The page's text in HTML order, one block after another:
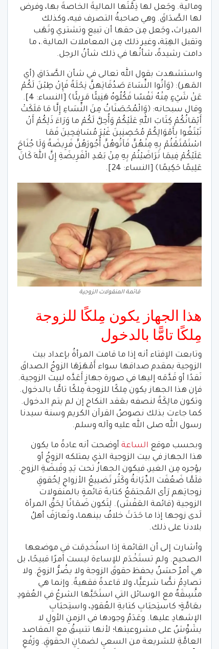
ومالية. وجَعل لها ذِمَّتَها الماليةَ الخاصةَ بها، وفرض
لها الصَّدَاقَ. وهي صاحبةُ التصرف فيه، وكذلك
الميراث، وجَعل مِن حقها أن تبيع وتشتري وتَهَب
وتقبل الهِبَة، وغير ذلك مِن المعاملات المالية.، ما
دامت رشيدةً، شأنُها في ذلك شأنُ الرجل.
واستشهدت بقول الله تعالى في شأن الصَّدَاق (أي
المَهر): ﴿وَآتُوا النِّسَاءَ صَدُقَاتِهنَّ نِحْلَةً فَإِنْ طِبْنَ لَكُمْ
عَنْ شَيْءٍ مِنْهُ نَفْسًا فَكُلُوهُ هَنِيئًا مَرِيئًا﴾ [النساء: 4].
وقال سبحانه: ﴿وَالْمُحْصَنَاتُ مِنَ النِّسَاءِ إِلَّا مَا مَلَكَتْ
أَيْمَانُكُمْ كِتَابَ اللهِ عَلَيْكُمْ وَأُحِلَّ لَكُمْ ما وَرَاءَ ذَلِكُمْ أَنْ
تَبْتَغُوا بِأَمْوَالِكُمْ مُحْصِنِينَ غَيْرَ مُسَافِحِينَ فَمَا
اسْتَمْتَعْتُمْ بِهِ مِنْهُنَّ فَآتُوهُنَّ أُجُورَهُنَّ فَرِيضَةً وَلَا جُنَاحَ
عَلَيْكُمْ فِيمَا تَرَاضَيْتُمْ بِهِ مِنْ بَعْدِ الْفَرِيضَةِ إِنَّ اللهَ كَانَ
عَلِيمًا حَكِيمًا﴾ [النساء: 24].
قائمة المنقولات الزوجية
هذا الجهاز يكون مِلكًا للزوجة
مِلكًا تامًّا بالدخول
وتابعت الإفتاء أنه إذا ما قامت المرأةُ بإعداد بيت
الزوجية بمقدم صداقها سواء أَمْهَرَهَا الزوجُ الصداقَ
نَقدًا أو قَدَّمَه إليها في صورة جهازٍ أَعَدَّه لبيت الزوجية.
فإن هذا الجهاز يكون مِلكًا للزوجة مِلكًا تامًّا بالدخول.
وتكون مالِكَةً لنصفه بعَقد النكاح إن لم يتم الدخول.
كما جاءت بذلك نصوصُ القرآن الكريم وسنة سيدنا
رسول الله صلى الله عليه وآله وسلم.
وبحسب موقع الساعة أوضحت أنه عادةً ما يكون
هذا الجهاز في بيت الزوجية الذي يمتلكه الزوجُ أو
يؤجره مِن الغير، فيكون الجهازُ تحت يَدِ وقَبضَةِ الزوج.
فلَمَّا ضَعُفَت الدِّيَانةُ وكَثُر تَضييعُ الأزواجِ لِحُقوقِ
زوجاتِهم رَأى المُجتمَعُ كتابةَ قائمةٍ بالمنقولات
الزوجية (قائمة العَفْش). لِتَكون ضَمَانًا لِحَقِّ المرأة
لَدى زوجها إذا ما حَدَثَ خلافٌ بينهما، وتَعارَفَ أهلُ
بلادنا على ذلك.
وأشارت إلى أن القائمة إذا استُخدِمَت في موضعها
الصحيح. ولم تستَخْدَم للإساءة ليست أمرًا قبيحًا، بل
هي أمرٌ حسَنٌ يحفظ حقوقَ الزوجة ولا يضُرُّ الزوجَ. ولا
تصادِمُ نصًّا شرعيًّا، ولا قاعدةً فقهيةً. وإنما هي
متَّسِقَةٌ مع الوسائل التي استَحَبَّها الشرعُ في العُقودِ
بعَامَّةٍ؛ كاستِحبَابِ كتابةِ العُقودِ، واستِحبَابِ
الإشهادِ عليها. وعَدَمُ وجودها في الزمنِ الأولِ لا
يشَوِّشُ على مشروعيتها؛ لأنها تتسِقُ مع المقاصد
العامَّةِ للشريعة من السعيِ لضمانِ الحقوقِ. ورَفْعِ